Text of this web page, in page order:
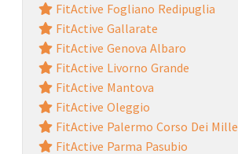
FitActive Fogliano Redipuglia
FitActive Gallarate
FitActive Genova Albaro
FitActive Livorno Grande
FitActive Mantova
FitActive Oleggio
FitActive Palermo Corso Dei Mille
FitActive Parma Pasubio